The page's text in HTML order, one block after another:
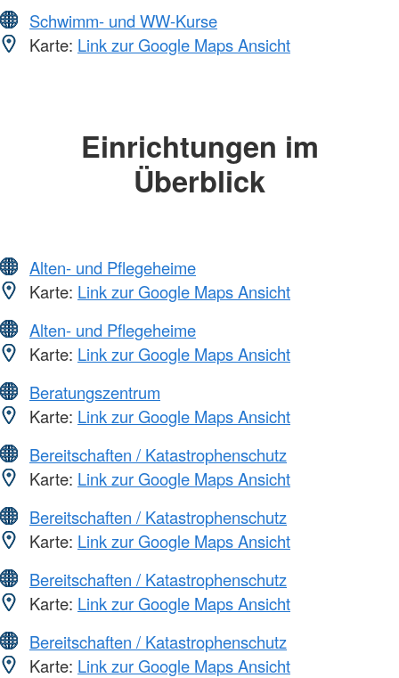
Schwimm- und WW-Kurse
Karte: Link zur Google Maps Ansicht
Einrichtungen im
Überblick
Alten- und Pflegeheime
Karte: Link zur Google Maps Ansicht
Alten- und Pflegeheime
Karte: Link zur Google Maps Ansicht
Beratungszentrum
Karte: Link zur Google Maps Ansicht
Bereitschaften / Katastrophenschutz
Karte: Link zur Google Maps Ansicht
Bereitschaften / Katastrophenschutz
Karte: Link zur Google Maps Ansicht
Bereitschaften / Katastrophenschutz
Karte: Link zur Google Maps Ansicht
Bereitschaften / Katastrophenschutz
Karte: Link zur Google Maps Ansicht